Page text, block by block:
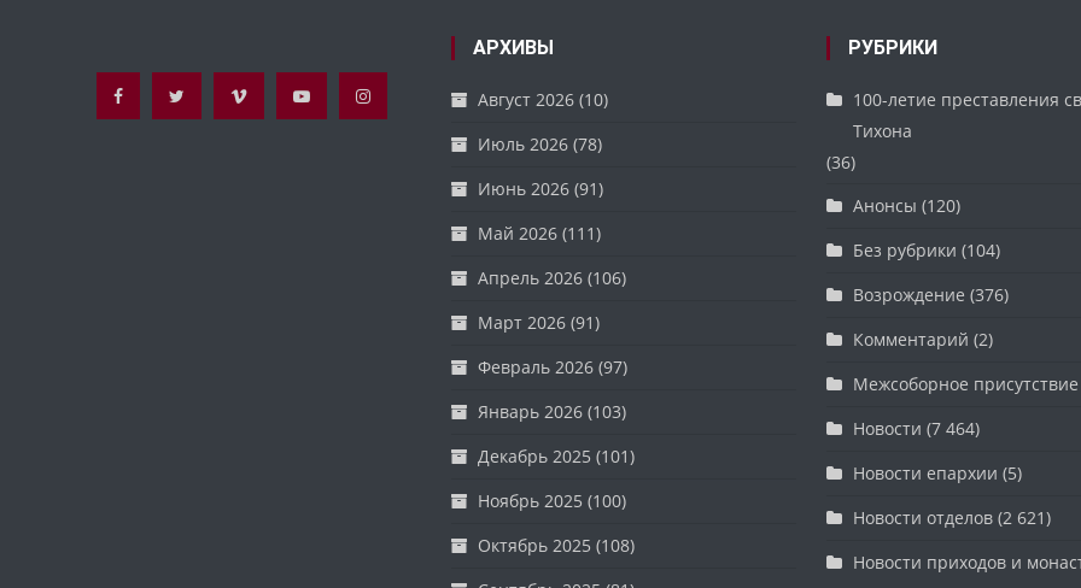
АРХИВЫ
Август 2026(10)
Июль 2026(78)
Июнь 2026(91)
Май 2026(111)
Апрель 2026(106)
Март 2026(91)
Февраль 2026(97)
Январь 2026(103)
Декабрь 2025 (101)
Ноябрь 2025 (100)
Октябрь 2025 (108)
РУБРИКИ
100-летие преставления
Тихона
(36)
Анонсы (120)
Без рубрики (104)
Возрождение (376)
Комментарий (2)
Межсоборное присутствие
Новости (7 464)
Новости епархии (5)
Новости отделов(2 621)
Новости приходов и